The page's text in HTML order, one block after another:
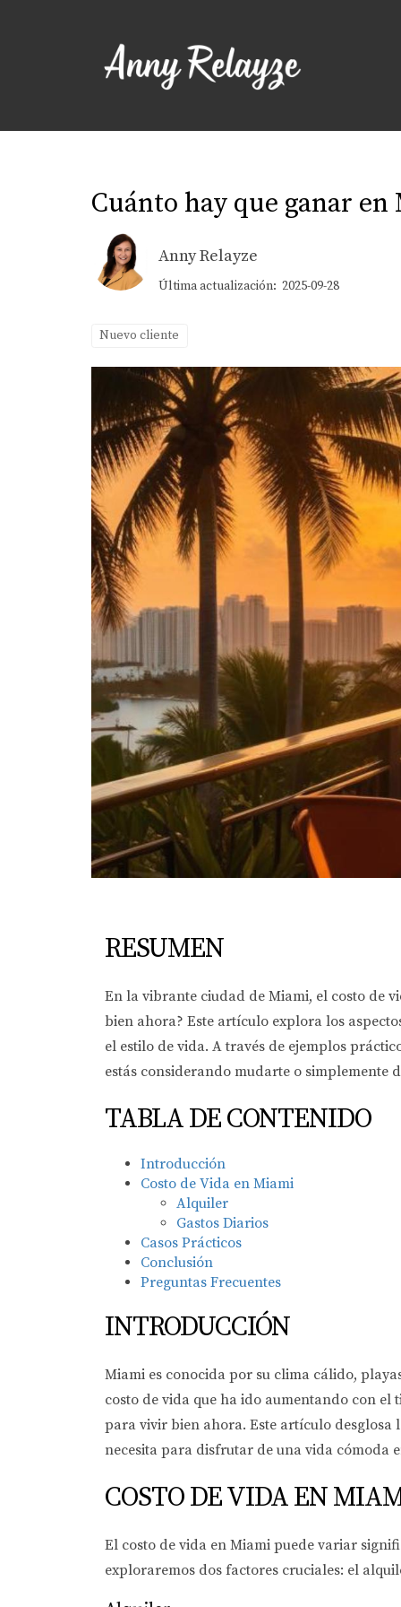
Cuánto hay que ganar
Anny Relayze
Última actualización: 2025-09-28
Nuevo cliente
RESUMEN
En la vibrante ciudad de Miami, el costo de
bien ahora? Este artículo explora los
el estilo de vida. A través de ejemplos
estás considerando mudarte o simplemente
TABLA DE CONTENIDO
Introducción
Costo de Vida en Miami
Alquiler
Gastos Diarios
Casos Prácticos
Conclusión
Preguntas Frecuentes
INTRODUCCIÓN
Miami es conocida por su clima cálido,
costo de vida que ha ido aumentando con
para vivir bien ahora. Este artículo desglosa
necesita para disfrutar de una vida cómoda
COSTO DE VIDA EN
El costo de vida en Miami puede variar
exploraremos dos factores cruciales: el